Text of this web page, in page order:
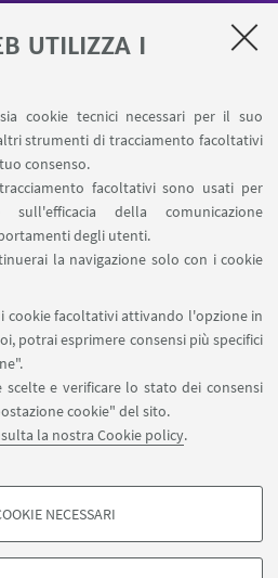
UTILIZZA I
cookie tecnici necessari per il suo
strumenti di tracciamento facoltativi
consenso.
facoltativi sono usati per
della comunicazione
degli utenti.
la navigazione solo con i cookie
cookie facoltativi attivando l'opzione in
potrai esprimere consensi più specifici
e verificare lo stato dei consensi
cookie" del sito.
la nostra Cookie policy.
- FACOLTATIVI
NECESSARI
utilizzo aule
dottorandi e assegnisti
Condivisi SPS
SU:
UNIBO SU:
APP:
STUDIORUM - Università di